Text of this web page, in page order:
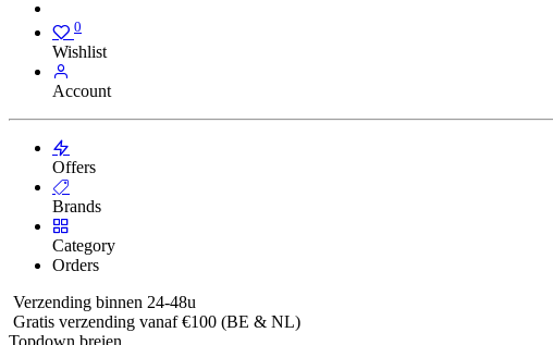
0
Wishlist
Account
Offers
Brands
Category
Orders
Verzending binnen 24-48u
Gratis verzending vanaf €100 (BE & NL)